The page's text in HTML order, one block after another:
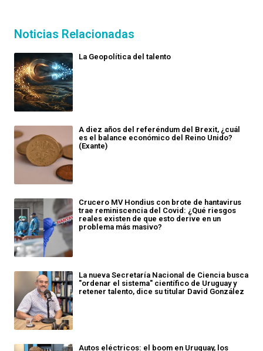
Noticias Relacionadas
La Geopolítica del talento
A diez años del referéndum del Brexit, ¿cuál
es el balance económico del Reino Unido?
(Exante)
Crucero MV Hondius con brote de hantavirus
trae reminiscencia del Covid: ¿Qué riesgos
reales existen de que esto derive en un
problema más masivo?
La nueva Secretaría Nacional de Ciencia busca
"ordenar el sistema" científico de Uruguay y
retener talento, dice su titular David González
Autos eléctricos: el boom en Uruguay, los